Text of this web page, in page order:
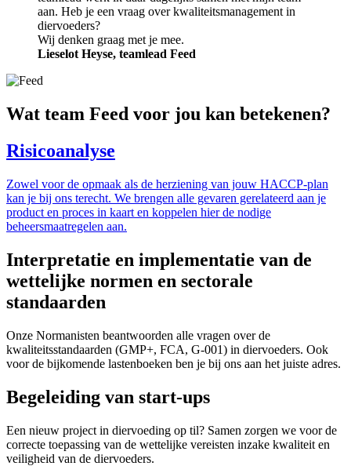
aan. Heb je een vraag over kwaliteitsmanagement in
diervoeders?
Wij denken graag met je mee.
Lieselot Heyse, teamlead Feed
Wat team Feed voor jou kan betekenen?
Risicoanalyse
Zowel voor de opmaak als de herziening van jouw HACCP-plan
kan je bij ons terecht. We brengen alle gevaren gerelateerd aan je
product en proces in kaart en koppelen hier de nodige
beheersmaatregelen aan.
Interpretatie en implementatie van de
wettelijke normen en sectorale
standaarden
Onze Normanisten beantwoorden alle vragen over de
kwaliteitsstandaarden (GMP+, FCA, G-001) in diervoeders. Ook
voor de bijkomende lastenboeken ben je bij ons aan het juiste adres.
Begeleiding van start-ups
Een nieuw project in diervoeding op til? Samen zorgen we voor de
correcte toepassing van de wettelijke vereisten inzake kwaliteit en
veiligheid van de diervoeders.